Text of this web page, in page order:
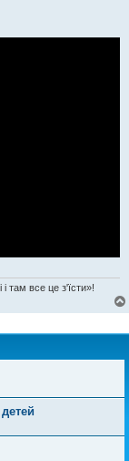
там все це з'їсти»!